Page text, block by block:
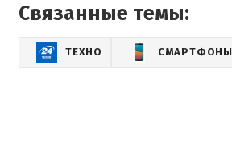
Связанные темы:
ТЕХНО СМАРТФОНЫ